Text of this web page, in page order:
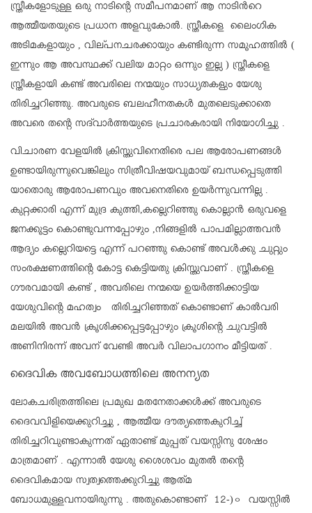
സ്ത്രീകളോടുള്ള ഒരു നാടിന്റെ സമീപനമാണ് ആ നാടിൻറെ
ആത്മീയതയുടെ പ്രധാന അളവുകോൽ. സ്ത്രീകളെ ലൈംഗിക
അടിമകളായും , വില്പനചരക്കായും കണ്ടിരുന്ന സമൂഹത്തിൽ (
ഇന്നും ആ അവസ്ഥക്ക് വലിയ മാറ്റം ഒന്നും ഇല്ല ) സ്ത്രീകളെ
സ്ത്രീകളായി കണ്ട്‌ അവരിലെ നന്മയും സാധ്യതകളും യേശു
തിരിച്ചറിഞ്ഞു. അവരുടെ ബലഹീനതകൾ മുതലെടുക്കാതെ
അവരെ തന്റെ സദ്‌വാർത്തയുടെ പ്രചാരകരായി നിയോഗിച്ചു .
വിചാരണ വേളയിൽ ക്രിസ്തുവിനെതിരെ പല ആരോപണങ്ങൾ
ഉണ്ടായിരുന്നുവെങ്കിലും സിത്രീവിഷയവുമായ് ബന്ധപ്പെടുത്തി
യാതൊരു ആരോപണവും അവനെതിരെ ഉയർന്നുവന്നില്ല .
കുറ്റക്കാരി എന്ന് മുദ്ര കുത്തി,കല്ലെറിഞ്ഞു കൊല്ലാൻ ഒരുവളെ
ജനക്കൂട്ടം കൊണ്ടുവന്നപ്പോഴും ,നിങ്ങളിൽ പാപമില്ലാത്തവൻ
ആദ്യം കല്ലെറിയട്ടെ എന്ന് പറഞ്ഞു കൊണ്ട് അവൾക്കു ചുറ്റും
സംരക്ഷണത്തിന്റെ കോട്ട കെട്ടിയതു ക്രിസ്തുവാണ് . സ്ത്രീകളെ
ഗൗരവമായി കണ്ട് , അവരിലെ നന്മയെ ഉയർത്തിക്കാട്ടിയ
യേശുവിന്റെ മഹത്വം തിരിച്ചറിഞ്ഞത് കൊണ്ടാണ് കാൽവരി
മലയിൽ അവൻ ക്രൂശിക്കപ്പെട്ടപ്പോഴും ക്രൂശിന്റെ ചുവട്ടിൽ
അണിനിരന്ന് അവന് വേണ്ടി അവർ വിലാപഗാനം മീട്ടിയത് .
ദൈവിക അവബോധത്തിലെ അനന്യത
ലോകചരിത്രത്തിലെ പ്രമുഖ മതനേതാക്കൾക്ക് അവരുടെ
ദൈവവിളിയെക്കുറിച്ചു , ആത്മീയ ദൗത്യത്തെകുറിച്ച്
തിരിച്ചറിവുണ്ടാകുന്നത് ഏതാണ്ട് മുപ്പത് വയസ്സിനു ശേഷം
മാത്രമാണ് . എന്നാൽ യേശു ശൈശവം മുതൽ തന്റെ
ദൈവികമായ സ്വത്വത്തെക്കുറിച്ചു ആത്‌മ
ബോധമുള്ളവനായിരുന്നു . അതുകൊണ്ടാണ് 12-)൦ വയസ്സിൽ